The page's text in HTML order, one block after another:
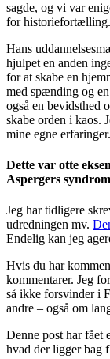
sagde, og vi var
for historiefortælling.
Hans
hjulpet en anden
for at skabe en
med spænding og
også en bevidsthed
skabe orden i kaos.
mine egne
Dette var otte
Aspergers syndrom
Jeg har tidligere
udredningen mv.
Endelig kan jeg
Hvis du har
kommentarer. Jeg
så ikke forsvinder i
andre – også om
Denne post har fået
hvad der ligger bag